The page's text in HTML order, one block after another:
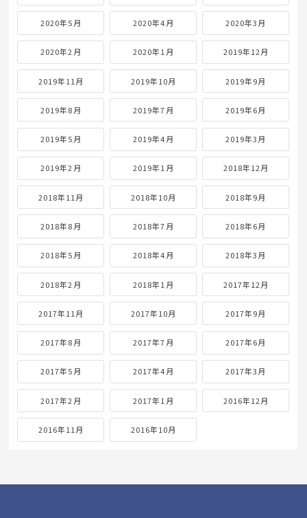
2020年5月 2020年4月 2020年3月
2020年2月 2020年1月 2019年12月
2019年11月 2019年10月 2019年9月
2019年8月 2019年7月 2019年6月
2019年5月 2019年4月 2019年3月
2019年2月 2019年1月 2018年12月
2018年11月 2018年10月 2018年9月
2018年8月 2018年7月 2018年6月
2018年5月 2018年4月 2018年3月
2018年2月 2018年1月 2017年12月
2017年11月 2017年10月 2017年9月
2017年8月 2017年7月 2017年6月
2017年5月 2017年4月 2017年3月
2017年2月 2017年1月 2016年12月
2016年11月 2016年10月